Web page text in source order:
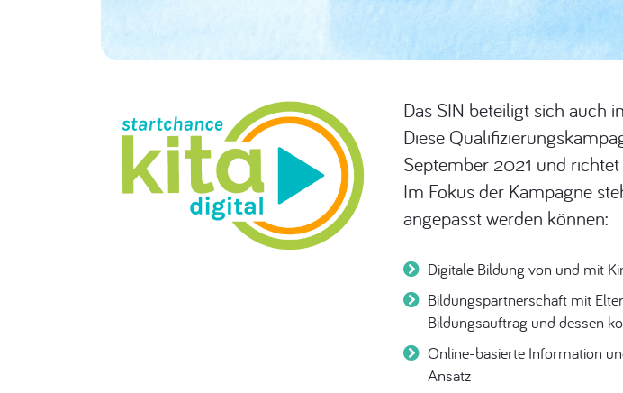
Das SIN beteiligt sich
Diese
September 2021 und
Im Fokus der Kampagne
angepasst werden können:
Digitale Bildung von und mit
Bildungspartnerschaft mit
Bildungsauftrag und dessen
Online-basierte Information
Ansatz